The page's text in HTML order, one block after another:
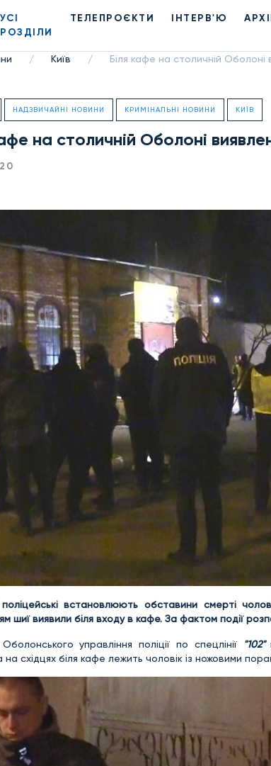
УСІ
РОЗДІЛИ
ТЕЛЕПРОЄКТИ ІНТЕРВ'Ю
/ Київ / Біля кафе на столичній
НАДЗВИЧАЙНІ НОВИНИ КРИМІНАЛЬНІ НОВИНИ КИЇВ
на столичній Оболоні
встановлюють обставини смерті
шиї виявили біля входу в кафе. За фактом події
управління поліції по спецлінії "102"
східцях біля кафе лежить чоловік із ножовими